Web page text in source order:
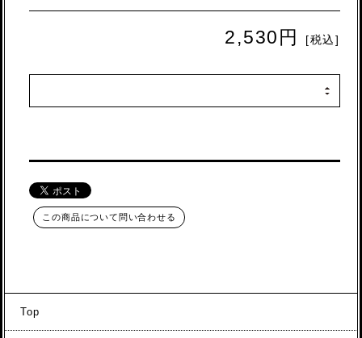
2,530円 [税込]
この商品について問い合わせる
Top